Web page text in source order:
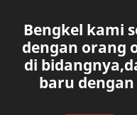
MAZDA
MITSUBISHI
Bengkel kami
dengan orang
di
baru